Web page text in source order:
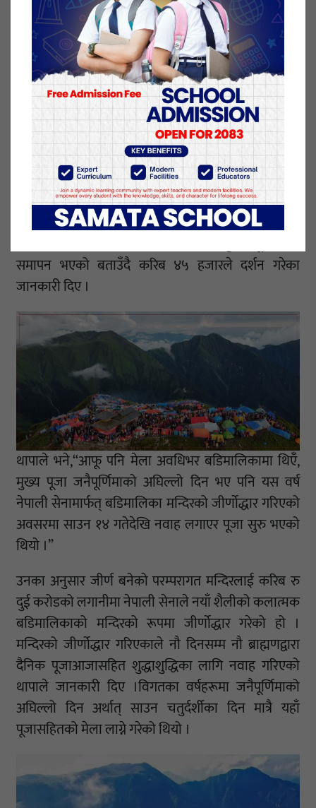
लागि पहल भइरहेको प्रमुख बोहराले जानकारी दिए । उच्च
भूभाग भएकाले अक्सिजनको कमीले ‘लेक लागेर’ बेहोस हुने
समस्या पनि कतिपय तीर्थयात्रुले झेल्नु परेको उनको भनाइ छ
करिब ४५ हजार दर्शनार्थीद्वारा पूजा
यो वर्ष लागेको मेलामा ४५ हजार बढी भक्तजनले बडिमालिका
माताको पूजा तथा दर्शन गरेका छन् । नेपाल स्काउट,
सुदूरपश्चिम प्रदेशका प्रमुख आयुक्त नरेन्द्र थापाले
बडिमालिकामा यस वर्ष यही साउन १४ गतेदेखि सुरु भएको
समापन भएको बताउँदै करिब ४५ हजारले दर्शन गरेका
जानकारी दिए ।
थापाले भने,“आफू पनि मेला अवधिभर बडिमालिकामा थिएँ,
मुख्य पूजा जनैपूर्णिमाको अघिल्लो दिन भए पनि यस वर्ष
नेपाली सेनामार्फत् बडिमालिका मन्दिरको जीर्णोद्धार गरिएको
अवसरमा साउन १४ गतेदेखि नवाह लगाएर पूजा सुरु भएको
थियो ।”
उनका अनुसार जीर्ण बनेको परम्परागत मन्दिरलाई करिब रु
दुई करोडको लगानीमा नेपाली सेनाले नयाँ शैलीको कलात्मक
बडिमालिकाको मन्दिरको रूपमा जीर्णोद्धार गरेको हो ।
मन्दिरको जीर्णोद्धार गरिएकाले नौ दिनसम्म नौ ब्राह्मणद्वारा
दैनिक पूजाआजासहित शुद्धाशुद्धिका लागि नवाह गरिएको
थापाले जानकारी दिए ।विगतका वर्षहरूमा जनैपूर्णिमाको
अघिल्लो दिन अर्थात् साउन चतुर्दर्शीका दिन मात्रै यहाँ
पूजासहितको मेला लाग्ने गरेको थियो ।